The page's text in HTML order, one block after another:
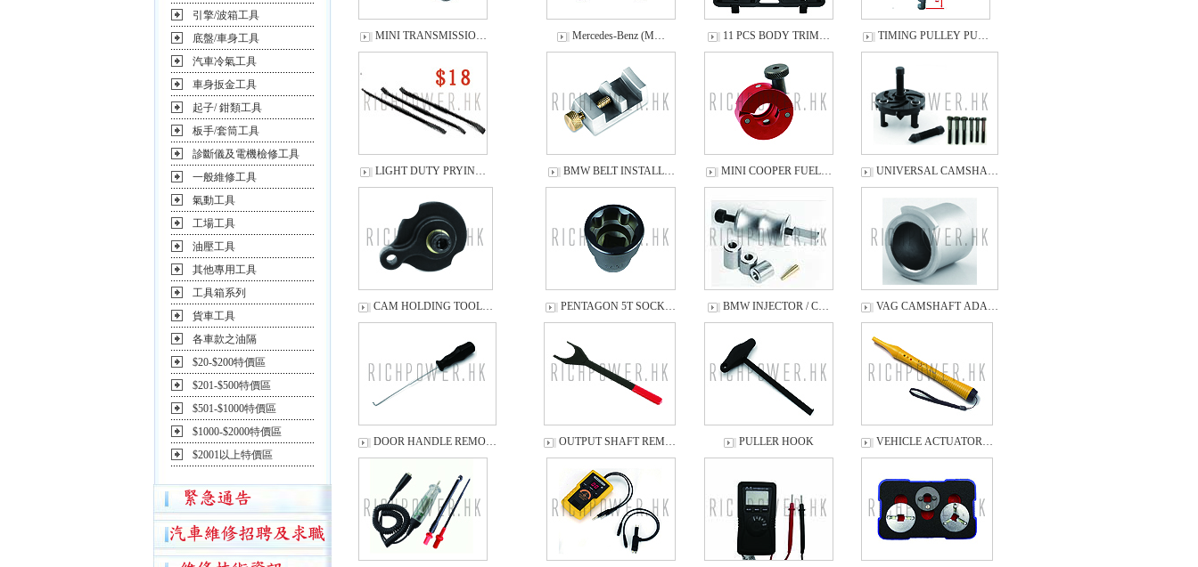
引擎/波箱工具
底盤/車身工具
汽車冷氣工具
車身扳金工具
起子/ 鉗類工具
板手/套筒工具
診斷儀及電機檢修工具
一般維修工具
氣動工具
工場工具
油壓工具
其他專用工具
工具箱系列
貨車工具
各車款之油隔
$20-$200特價區
$201-$500特價區
$501-$1000特價區
$1000-$2000特價區
$2001以上特價區
MINI TRANSMISSIO… Mercedes-Benz (M… 11 PCS BODY TRIM… TIMING PULLEY PU…
LIGHT DUTY PRYIN… BMW BELT INSTALL… MINI COOPER FUEL… UNIVERSAL CAMSHA…
CAM HOLDING TOOL… PENTAGON 5T SOCK… BMW INJECTOR / C… VAG CAMSHAFT ADA…
DOOR HANDLE REMO… OUTPUT SHAFT REM… PULLER HOOK VEHICLE ACTUATOR…